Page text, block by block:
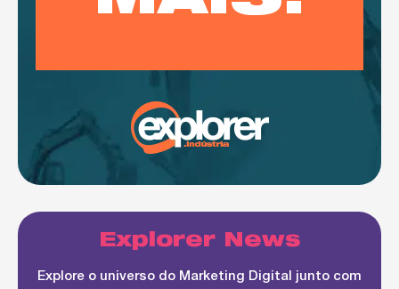
Explorer News
Explore o universo do Marketing Digital junto com